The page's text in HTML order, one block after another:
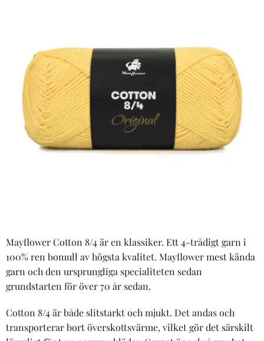
Mayflower Cotton 8/4 är en klassiker. Ett 4-trådigt garn i
100% ren bomull av högsta kvalitet. Mayflower mest kända
garn och den ursprungliga specialiteten sedan
grundstarten för över 70 år sedan.
Cotton 8/4 är både slitstarkt och mjukt. Det andas och
transporterar bort överskottsvärme, vilket gör det särskilt